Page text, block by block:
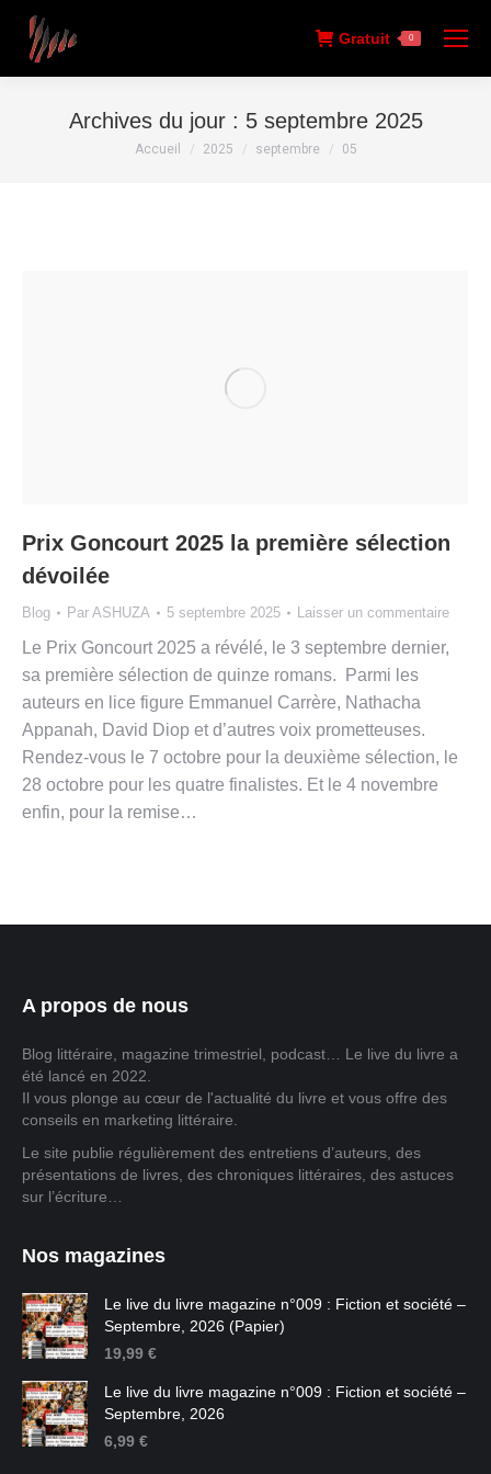
Gratuit 0
Archives du jour : 5 septembre 2025
Vous êtes ici :
Accueil 2025 septembre 05
Prix Goncourt 2025 la première sélection
dévoilée
Blog Par ASHUZA 5 septembre 2025 Laisser un commentaire
Le Prix Goncourt 2025 a révélé, le 3 septembre dernier,
sa première sélection de quinze romans. Parmi les
auteurs en lice figure Emmanuel Carrère, Nathacha
Appanah, David Diop et d’autres voix prometteuses.
Rendez-vous le 7 octobre pour la deuxième sélection, le
28 octobre pour les quatre finalistes. Et le 4 novembre
enfin, pour la remise…
A propos de nous
Blog littéraire, magazine trimestriel, podcast… Le live du livre a
été lancé en 2022.
Il vous plonge au cœur de l'actualité du livre et vous offre des
conseils en marketing littéraire.
Le site publie régulièrement des entretiens d’auteurs, des
présentations de livres, des chroniques littéraires, des astuces
sur l’écriture…
Nos magazines
Le live du livre magazine n°009 : Fiction et société –
Septembre, 2026 (Papier)
19,99 €
Le live du livre magazine n°009 : Fiction et société –
Septembre, 2026
6,99 €